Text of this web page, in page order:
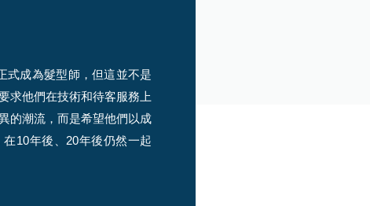
式成為髮型師，但這並不是
求他們在技術和待客服務上
的潮流，而是希望他們以成
10年後、20年後仍然一起